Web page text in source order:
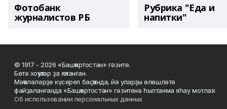
Фотобанк
журналистов РБ
Рубрика "Еда и
напитки"
© 1917 - 2026 «Башҡортостан» гәзите.
Бөтә хоҡуҡтар ҙа яҡланған.
Мәҡәләләрҙе күсереп баҫҡанда, йә уларҙы өлөшләтә
файҙаланғанда «Башҡортостан» гәзитенә һылтанма яһау мотлаҡ.
Об использовании персональных данных